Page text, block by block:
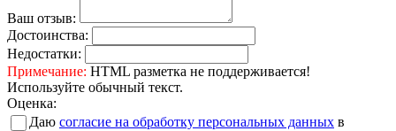
Ваш отзыв:
Достоинства:
Недостатки:
Примечание: HTML разметка не поддерживается!
Используйте обычный текст.
Оценка:
Даю согласие на обработку персональных данных в